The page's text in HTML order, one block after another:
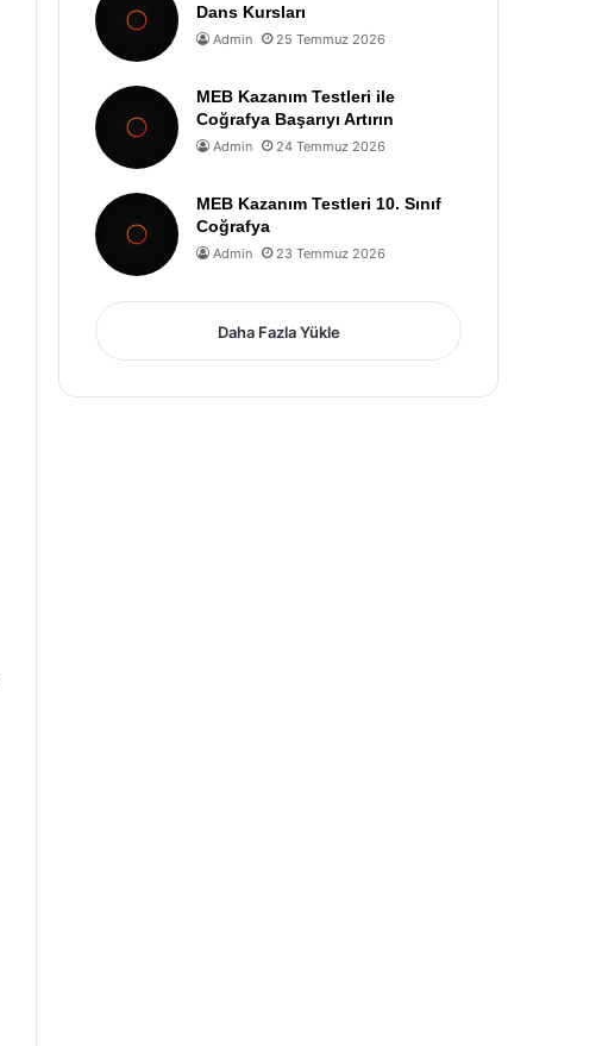
Dans Kursları
Admin 25 Temmuz 2026
MEB Kazanım Testleri ile
Coğrafya Başarıyı Artırın
Admin 24 Temmuz 2026
MEB Kazanım Testleri 10. Sınıf
Coğrafya
Admin 23 Temmuz 2026
Daha Fazla Yükle